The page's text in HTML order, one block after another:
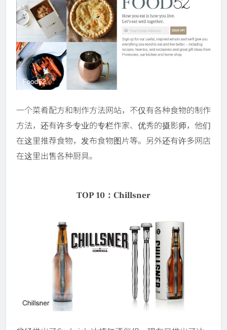
一个菜肴配方和制作方法网站，不仅有各种食物的制作
方法，还有许多专业的专栏作家、优秀的摄影师，他们
在这里推荐食物，发布食物图片等。另外还有许多网店
在这里出售各种厨具。
TOP 10：Chillsner